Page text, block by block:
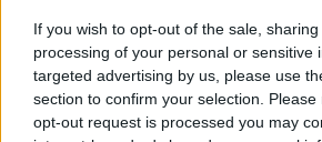
If you wish to opt-out of the sale,
processing of your personal or sensitive
targeted advertising by us, please use
section to confirm your selection.
opt-out request is processed you may